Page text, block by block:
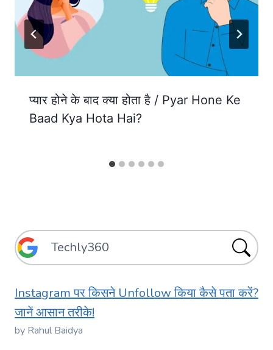
प्यार होने के बाद क्या होता है / Pyar Hone Ke
Baad Kya Hota Hai?
Instagram पर किसने Unfollow किया कैसे पता करें?
जानें आसान तरीके!
by Rahul Baidya